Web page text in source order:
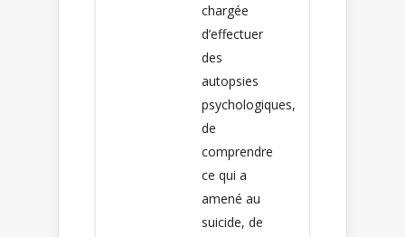
chargée
d’effectuer
des
autopsies
psychologiques,
de
comprendre
ce qui a
amené au
suicide, de